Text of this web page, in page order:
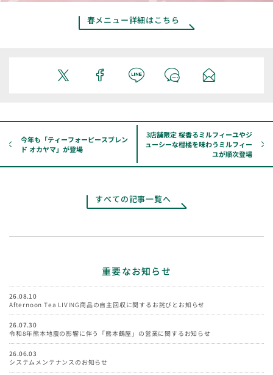
本キャンペーンへのご応募の過程において生じたトラブル・紛争・事件・事故等
（以下総称して「事故等」といいます）および損害については、当社はその責任
【応募投稿の利用に関して】
掲載、公表、展示、頒布、上映、公衆送信、翻案等する権利）を
許諾したものとします。
本キャンペーンの結果発表・今後の告知等。
当社が管理、使用、主催、参加または発行するウェブサイト、公式SNS
アカウント、イベント・展示会（その施設等を含みます）、印刷物、販
づく権利主張は行なわないものとします。
本キャンペーンに関してお預かりした個人情報につきましては、本キャンペーン
運営の目的および上記許諾の範囲内に限り利用するものとし、ご本人の同意なし
に当社の業務委託先以外の第三者に開示・提供することはありません（法令等に
より開示を求められた場合を除く）。なお、個人情報の取扱いについては、当社
「プライバシーポリシー」に基づき、取り扱うものとします。
【当選・その他、本キャンペーン運営について】
賞品の送付はやむを得ない事由により遅れる場合があります。あらかじめご了承
ください。
当選者の発表については、Xのダイレクトメッセージをもって当選者にのみ連絡
春メニュー詳細はこちら
今年も「ティーフォーピースブレン
ド オカヤマ」が登場
3店舗限定 桜香るミルフィーユやジ
ューシーな柑橘を味わうミルフィー
ユが順次登場
すべての記事一覧へ
重要なお知らせ
26.08.10
Afternoon Tea LIVING商品の自主回収に関するお詫びとお知らせ
26.07.30
令和8年熊本地震の影響に伴う「熊本鶴屋」の営業に関するお知らせ
26.06.03
システムメンテナンスのお知らせ